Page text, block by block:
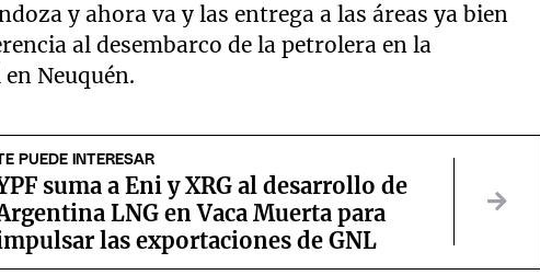
y ahora va y las entrega a las áreas ya bien
al desembarco de la petrolera en la
Neuquén.
PUEDE INTERESAR
suma a Eni y XRG al desarrollo de
LNG en Vaca Muerta para
las exportaciones de GNL